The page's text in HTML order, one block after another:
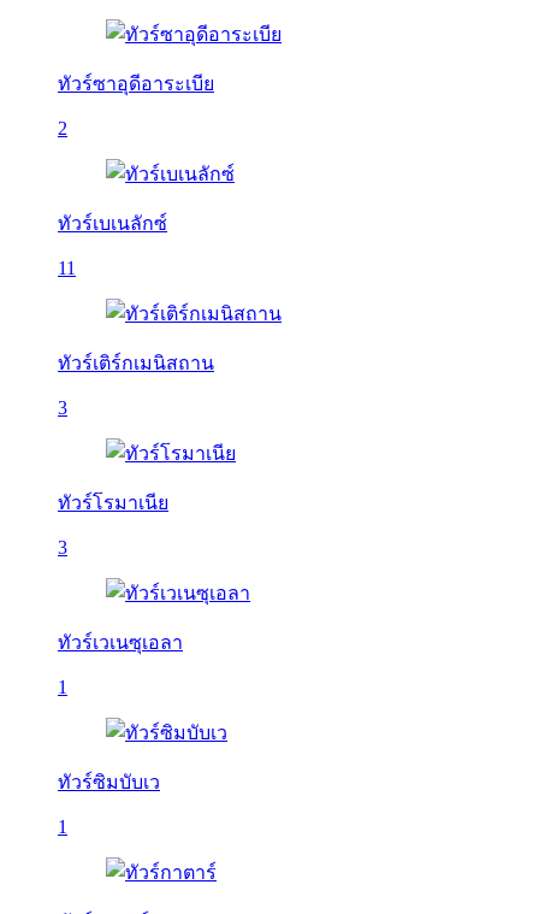
ทัวร์ซาอุดีอาระเบีย
2
ทัวร์เบเนลักซ์
11
ทัวร์เติร์กเมนิสถาน
3
ทัวร์โรมาเนีย
3
ทัวร์เวเนซุเอลา
1
ทัวร์ซิมบับเว
1